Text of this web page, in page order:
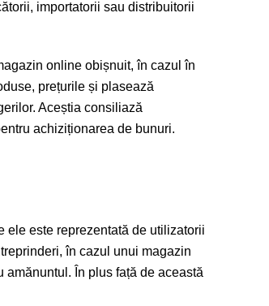
importatorii sau distribuitorii
online obișnuit, în cazul în
prețurile și plasează
Aceștia consiliază
achiziționarea de bunuri.
ele este reprezentată de utilizatorii
în cazul unui magazin
În plus față de această